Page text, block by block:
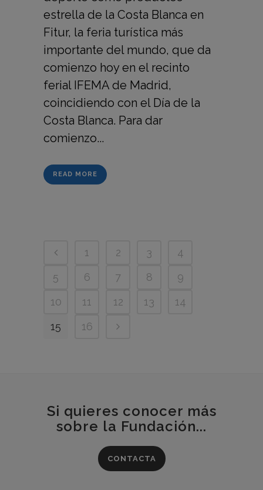
estrella de la Costa Blanca en
Fitur, la feria turística más
importante del mundo, que da
comienzo hoy en el recinto
ferial IFEMA de Madrid,
coincidiendo con el Día de la
Costa Blanca. Para dar
comienzo...
READ MORE
1 2 3
4
5
6 7 8
9
10
11 12 13
14
15
16
Si quieres conocer más
sobre la Fundación...
CONTACTA